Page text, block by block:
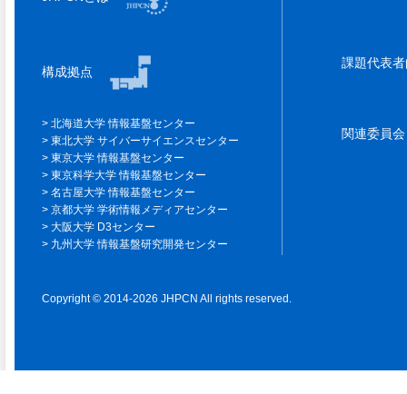
構成拠点
北海道大学 情報基盤センター
東北大学 サイバーサイエンスセンター
東京大学 情報基盤センター
東京科学大学 情報基盤センター
名古屋大学 情報基盤センター
京都大学 学術情報メディアセンター
大阪大学 D3センター
九州大学 情報基盤研究開発センター
課題代表
関連委員
Copyright © 2014-2026 JHPCN All rights reserved.